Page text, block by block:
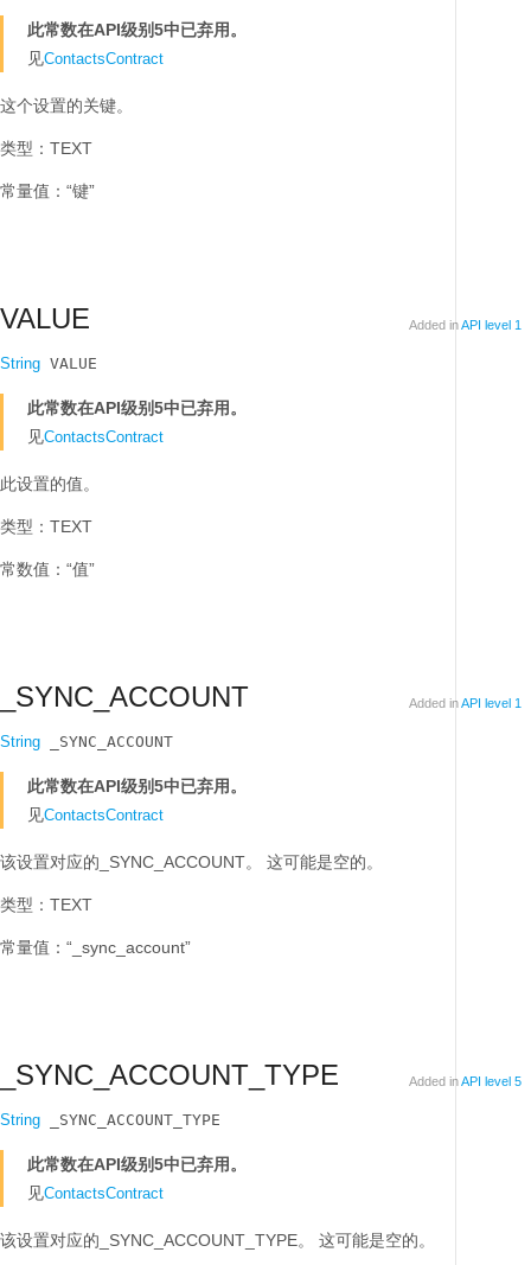
此常数在API级别5中已弃用。
见ContactsContract
这个设置的关键。
类型：TEXT
常量值：“键”
VALUE Added inAPI level 1
String VALUE
此常数在API级别5中已弃用。
见ContactsContract
此设置的值。
类型：TEXT
常数值：“值”
_SYNC_ACCOUNT Added inAPI level 1
String _SYNC_ACCOUNT
此常数在API级别5中已弃用。
见ContactsContract
该设置对应的_SYNC_ACCOUNT。 这可能是空的。
类型：TEXT
常量值：“_sync_account”
_SYNC_ACCOUNT_TYPE Added inAPI level 5
String _SYNC_ACCOUNT_TYPE
此常数在API级别5中已弃用。
见ContactsContract
该设置对应的_SYNC_ACCOUNT_TYPE。 这可能是空的。